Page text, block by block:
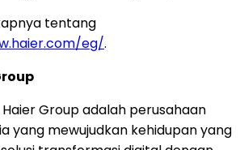
tentang
eg/.
Haier Group adalah perusahaan
yang mewujudkan kehidupan yang